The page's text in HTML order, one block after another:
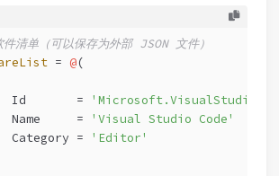
清单（可以保存为外部 JSON 文件）
= @(
Id       =
Name     =
'Visual Studio Code'
Category =
'Editor'